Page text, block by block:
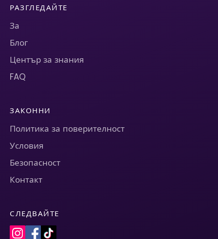
РАЗГЛЕДАЙТЕ
За
Блог
Център за знания
FAQ
ЗАКОННИ
Политика за поверителност
Условия
Безопасност
Контакт
СЛЕДВАЙТЕ